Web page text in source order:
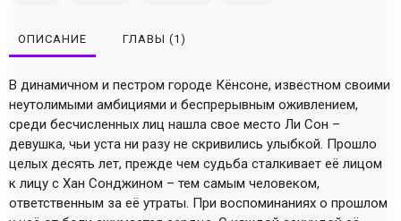
ОПИСАНИЕ ГЛАВЫ (1)
В динамичном и пестром городе Кёнсоне, известном своими
неутолимыми амбициями и беспрерывным оживлением,
среди бесчисленных лиц нашла свое место Ли Сон –
девушка, чьи уста ни разу не скривились улыбкой. Прошло
целых десять лет, прежде чем судьба сталкивает её лицом
к лицу с Хан Сонджином – тем самым человеком,
ответственным за её утраты. При воспоминаниях о прошлом